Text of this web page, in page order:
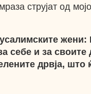
струјат од
жени:
себе и за своите
дрвја, што